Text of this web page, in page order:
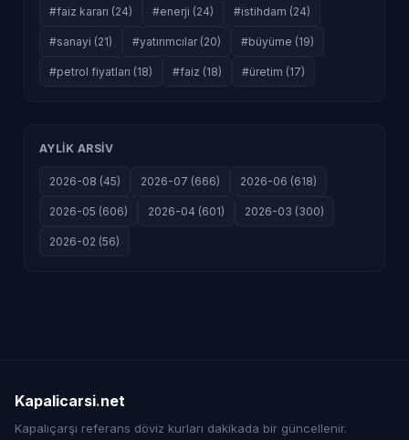
#faiz kararı (24) #enerji (24) #istihdam (24)
#sanayi (21) #yatırımcılar (20) #büyüme (19)
#petrol fiyatları (18) #faiz (18) #üretim (17)
AYLIK ARSIV
2026-08 (45) 2026-07 (666) 2026-06 (618)
2026-05 (606) 2026-04 (601) 2026-03 (300)
2026-02 (56)
Kapalicarsi.net
Kapalıçarşı referans döviz kurları dakikada bir güncellenir.